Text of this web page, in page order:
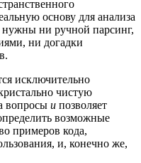
основу для анализа
ни ручной парсинг,
ни догадки
исключительно
чистую
вопросы и позволяет
возможные
примеров кода,
и, конечно же,